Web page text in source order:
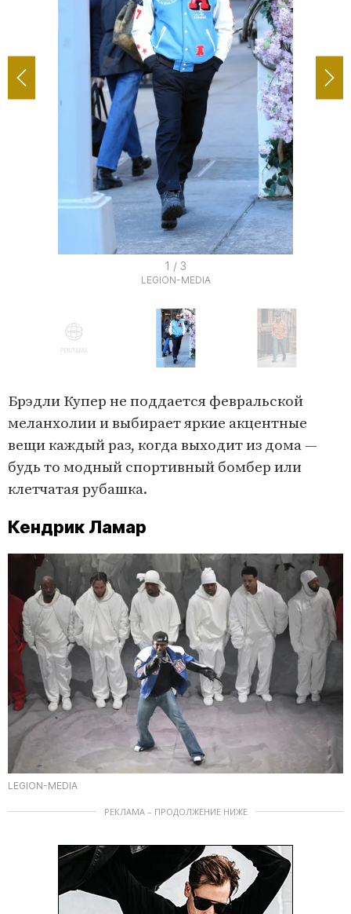
f
3
1 / 3
LEGION-MEDIA
t
e
m
1
o
3
Брэдли Купер не поддается февральской
меланхолии и выбирает яркие акцентные
вещи каждый раз, когда выходит из дома —
будь то модный спортивный бомбер или
клетчатая рубашка.
Кендрик Ламар
LEGION-MEDIA
РЕКЛАМА – ПРОДОЛЖЕНИЕ НИЖЕ